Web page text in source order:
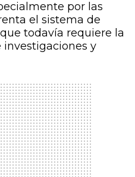
por las
el sistema de
todavía requiere la
y